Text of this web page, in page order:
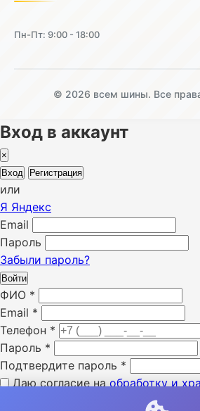
Пн-Пт: 9:00 - 18:00
© 2026 всем шины. Все
Вход в аккаунт
×
Вход
Регистрация
или
Я Яндекс
Email
Пароль
Забыли пароль?
Войти
ФИО *
Email *
Телефон *
Пароль *
Подтвердите пароль *
Даю согласие на обработку и